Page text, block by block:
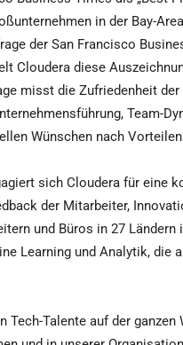
in der Bay-
der San Francisco
Cloudera diese
misst die Zufriedenheit
Team-
Wünschen nach
sich Cloudera für eine
der Mitarbeiter,
und Büros in 27
Learning und Analytik, die
Talente auf der ganzen